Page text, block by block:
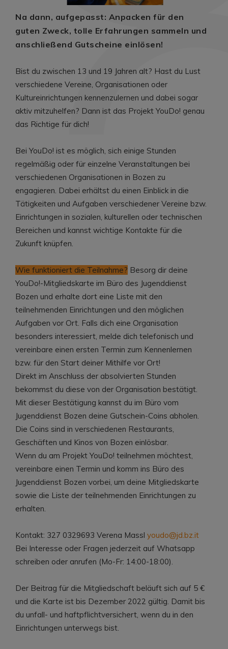
Na dann, aufgepasst: Anpacken für den
guten Zweck, tolle Erfahrungen sammeln und
anschließend Gutscheine einlösen!
Bist du zwischen 13 und 19 Jahren alt? Hast du Lust
verschiedene Vereine, Organisationen oder
Kultureinrichtungen kennenzulernen und dabei sogar
aktiv mitzuhelfen? Dann ist das Projekt YouDo! genau
das Richtige für dich!
Bei YouDo! ist es möglich, sich einige Stunden
regelmäßig oder für einzelne Veranstaltungen bei
verschiedenen Organisationen in Bozen zu
engagieren. Dabei erhältst du einen Einblick in die
Tätigkeiten und Aufgaben verschiedener Vereine bzw.
Einrichtungen in sozialen, kulturellen oder technischen
Bereichen und kannst wichtige Kontakte für die
Zukunft knüpfen.
Wie funktioniert die Teilnahme? Besorg dir deine
YouDo!-Mitgliedskarte im Büro des Jugenddienst
Bozen und erhalte dort eine Liste mit den
teilnehmenden Einrichtungen und den möglichen
Aufgaben vor Ort. Falls dich eine Organisation
besonders interessiert, melde dich telefonisch und
vereinbare einen ersten Termin zum Kennenlernen
bzw. für den Start deiner Mithilfe vor Ort!
Direkt im Anschluss der absolvierten Stunden
bekommst du diese von der Organisation bestätigt.
Mit dieser Bestätigung kannst du im Büro vom
Jugenddienst Bozen deine Gutschein-Coins abholen.
Die Coins sind in verschiedenen Restaurants,
Geschäften und Kinos von Bozen einlösbar.
Wenn du am Projekt YouDo! teilnehmen möchtest,
vereinbare einen Termin und komm ins Büro des
Jugenddienst Bozen vorbei, um deine Mitgliedskarte
sowie die Liste der teilnehmenden Einrichtungen zu
erhalten.
Kontakt: 327 0329693 Verena Massl youdo@jd.bz.it
Bei Interesse oder Fragen jederzeit auf Whatsapp
schreiben oder anrufen (Mo-Fr: 14:00-18:00).
Der Beitrag für die Mitgliedschaft beläuft sich auf 5 €
und die Karte ist bis Dezember 2022 gültig. Damit bis
du unfall- und haftpflichtversichert, wenn du in den
Einrichtungen unterwegs bist.